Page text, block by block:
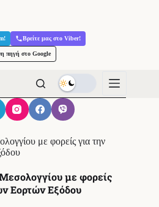
Βρείτε μας στο Viber!
πηγή στο Google
με φορείς για την
με φορείς
Εορτών Εξόδου